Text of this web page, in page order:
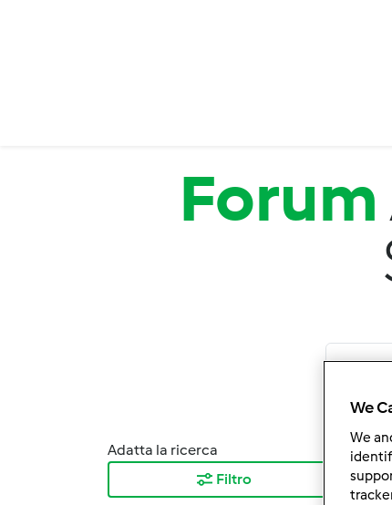
Forum
Adatta la ricerca
Filtro
I
We
We